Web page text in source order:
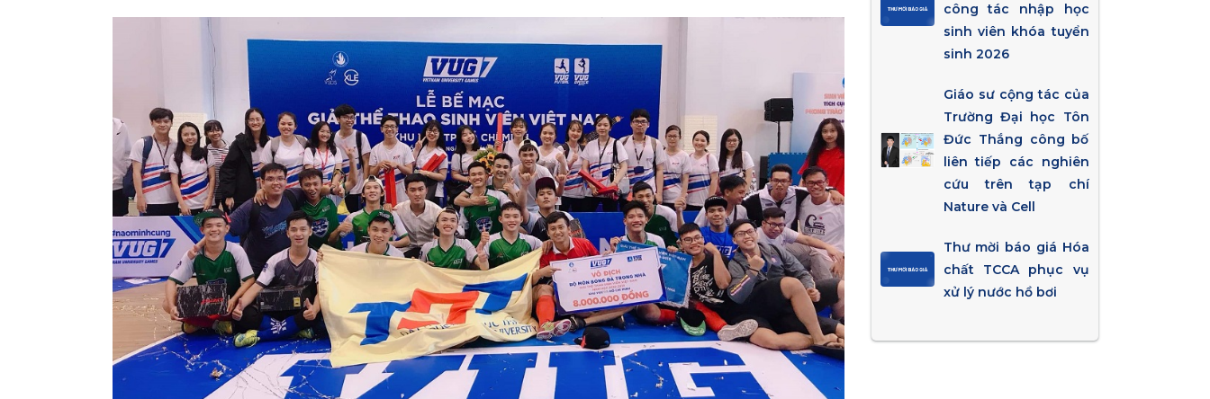
công tác nhập học
sinh viên khóa tuyển
sinh 2026
Giáo sư cộng tác của
Trường Đại học Tôn
Đức Thắng công bố
liên tiếp các nghiên
cứu trên tạp chí
Nature và Cell
Thư mời báo giá Hóa
chất TCCA phục vụ
xử lý nước hồ bơi